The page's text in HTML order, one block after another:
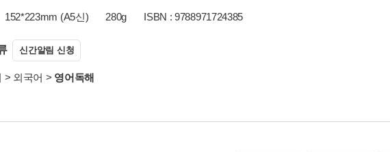
152*223mm (A5신) 280g ISBN : 9788971724385
신간알림 신청
> 외국어 > 영어독해